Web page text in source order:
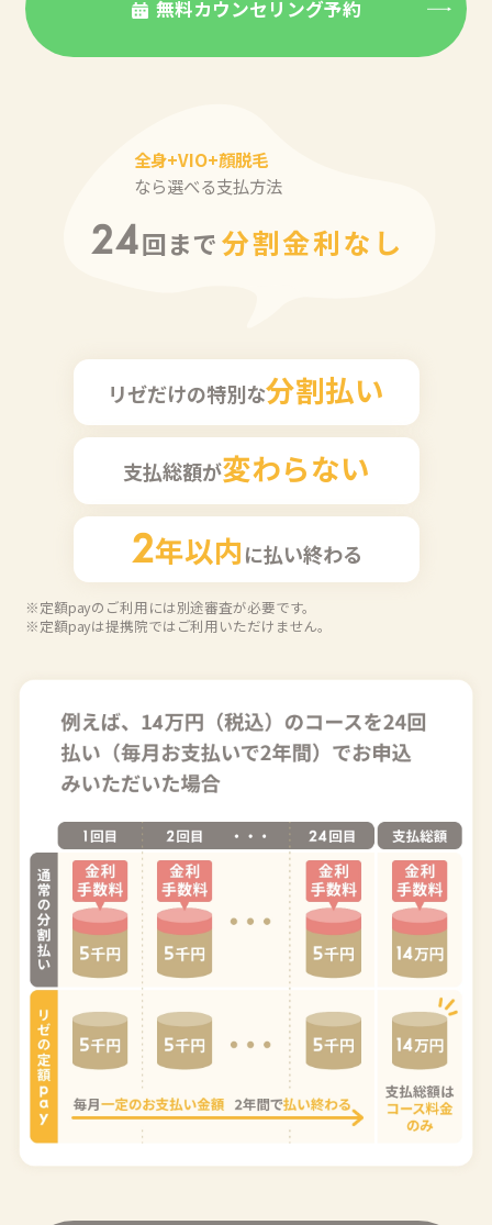
無料カウンセリング予約
全身+VIO+顔脱毛
なら選べる支払方法
24回まで分割金利なし
リゼだけの特別な分割払い
支払総額が変わらない
2年以内に払い終わる
※定額payのご利用には別途審査が必要です。
※定額payは提携院ではご利用いただけません。